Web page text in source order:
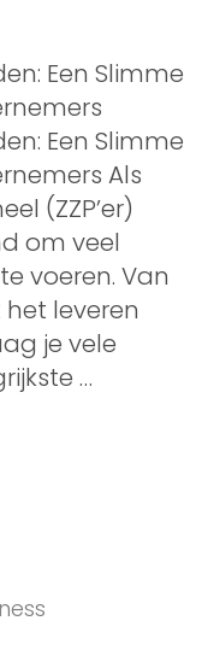
Een Slimme
Een Slimme
Als
(ZZP’er)
om veel
voeren. Van
leveren
je vele
…